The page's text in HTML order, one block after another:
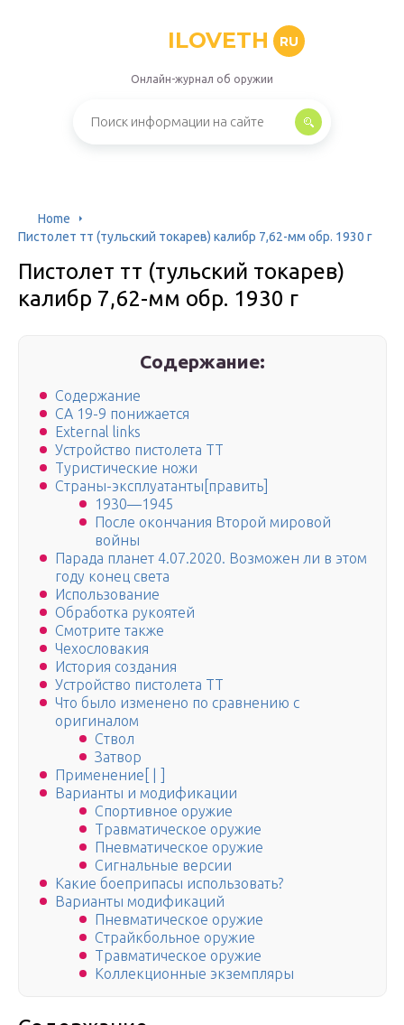
ILOVETH RU
Онлайн-журнал об оружии
Home
Пистолет тт (тульский токарев) калибр 7,62-мм обр. 1930 г
Пистолет тт (тульский токарев)
калибр 7,62-мм обр. 1930 г
Содержание:
Содержание
СА 19-9 понижается
External links
Устройство пистолета ТТ
Туристические ножи
Страны-эксплуатанты[править]
1930—1945
После окончания Второй мировой
войны
Парада планет 4.07.2020. Возможен ли в этом
году конец света
Использование
Обработка рукоятей
Смотрите также
Чехословакия
История создания
Устройство пистолета ТТ
Что было изменено по сравнению с
оригиналом
Ствол
Затвор
Применение[ | ]
Варианты и модификации
Спортивное оружие
Травматическое оружие
Пневматическое оружие
Сигнальные версии
Какие боеприпасы использовать?
Варианты модификаций
Пневматическое оружие
Страйкбольное оружие
Травматическое оружие
Коллекционные экземпляры